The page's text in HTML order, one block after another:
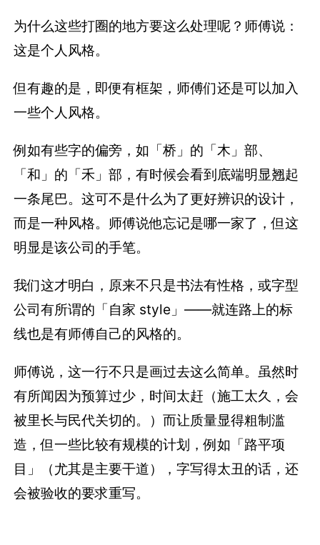
为什么这些打圈的地方要这么处理呢？师傅说：
这是个人风格。
但有趣的是，即便有框架，师傅们还是可以加入
一些个人风格。
例如有些字的偏旁，如「桥」的「木」部、
「和」的「禾」部，有时候会看到底端明显翘起
一条尾巴。这可不是什么为了更好辨识的设计，
而是一种风格。师傅说他忘记是哪一家了，但这
明显是该公司的手笔。
我们这才明白，原来不只是书法有性格，或字型
公司有所谓的「自家 style」——就连路上的标
线也是有师傅自己的风格的。
师傅说，这一行不只是画过去这么简单。虽然时
有所闻因为预算过少，时间太赶（施工太久，会
被里长与民代关切的。）而让质量显得粗制滥
造，但一些比较有规模的计划，例如「路平项
目」（尤其是主要干道），字写得太丑的话，还
会被验收的要求重写。